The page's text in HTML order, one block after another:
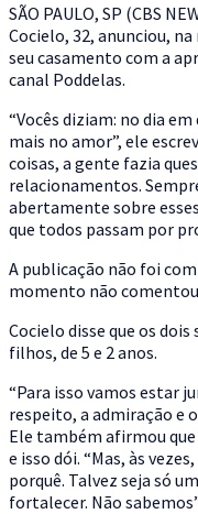
SÃO PAULO, SP (CBS
Cocielo, 32, anunciou,
seu casamento com a
canal Poddelas.
“Vocês diziam: no dia
mais no amor”, ele
coisas, a gente fazia
relacionamentos.
abertamente sobre
que todos passam por
A publicação não foi
momento não
Cocielo disse que os
filhos, de 5 e 2 anos.
“Para isso vamos estar
respeito, a admiração e
Ele também afirmou
e isso dói. “Mas, às
porquê. Talvez seja só
fortalecer. Não